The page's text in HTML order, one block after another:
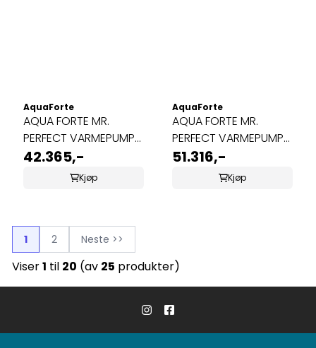
AquaForte
AQUA FORTE MR.
PERFECT VARMEPUMPE
11KW
42.365,-
Kjøp
AquaForte
AQUA FORTE MR.
PERFECT VARMEPUMPE
14KW
51.316,-
Kjøp
1 2 Neste >>
Viser1 til 20 (av 25 produkter)